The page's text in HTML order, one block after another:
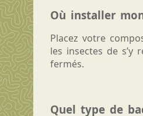
Où installer
Placez votre
les insectes de
fermés.
Quel type de